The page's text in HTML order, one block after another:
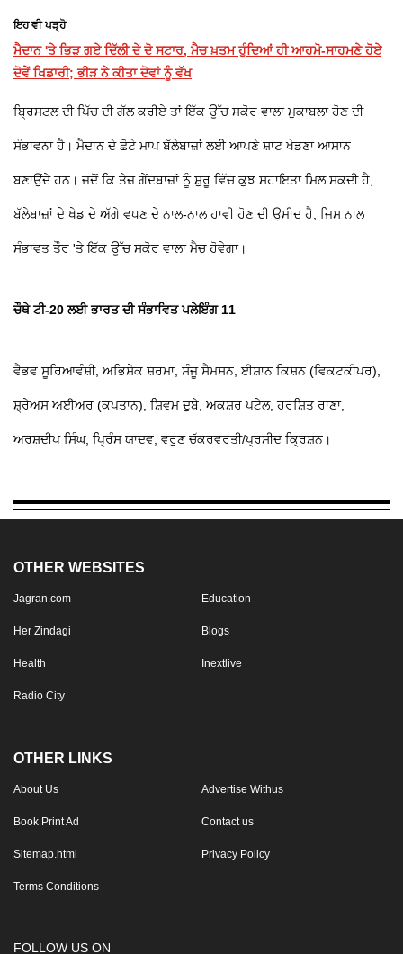
ਇਹ ਵੀ ਪੜ੍ਹੋ
ਮੈਦਾਨ 'ਤੇ ਭਿੜ ਗਏ ਦਿੱਲੀ ਦੇ ਦੋ ਸਟਾਰ, ਮੈਚ ਖ਼ਤਮ ਹੁੰਦਿਆਂ ਹੀ ਆਹਮੋ-ਸਾਹਮਣੇ ਹੋਏ
ਦੋਵੇਂ ਖਿਡਾਰੀ; ਭੀੜ ਨੇ ਕੀਤਾ ਦੋਵਾਂ ਨੂੰ ਵੱਖ
ਬ੍ਰਿਸਟਲ ਦੀ ਪਿੱਚ ਦੀ ਗੱਲ ਕਰੀਏ ਤਾਂ ਇੱਕ ਉੱਚ ਸਕੋਰ ਵਾਲਾ ਮੁਕਾਬਲਾ ਹੋਣ ਦੀ
ਸੰਭਾਵਨਾ ਹੈ। ਮੈਦਾਨ ਦੇ ਛੋਟੇ ਮਾਪ ਬੱਲੇਬਾਜ਼ਾਂ ਲਈ ਆਪਣੇ ਸ਼ਾਟ ਖੇਡਣਾ ਆਸਾਨ
ਬਣਾਉਂਦੇ ਹਨ। ਜਦੋਂ ਕਿ ਤੇਜ਼ ਗੇਂਦਬਾਜ਼ਾਂ ਨੂੰ ਸ਼ੁਰੂ ਵਿੱਚ ਕੁਝ ਸਹਾਇਤਾ ਮਿਲ ਸਕਦੀ ਹੈ,
ਬੱਲੇਬਾਜ਼ਾਂ ਦੇ ਖੇਡ ਦੇ ਅੱਗੇ ਵਧਣ ਦੇ ਨਾਲ-ਨਾਲ ਹਾਵੀ ਹੋਣ ਦੀ ਉਮੀਦ ਹੈ, ਜਿਸ ਨਾਲ
ਸੰਭਾਵਤ ਤੌਰ 'ਤੇ ਇੱਕ ਉੱਚ ਸਕੋਰ ਵਾਲਾ ਮੈਚ ਹੋਵੇਗਾ।
ਚੌਥੇ ਟੀ-20 ਲਈ ਭਾਰਤ ਦੀ ਸੰਭਾਵਿਤ ਪਲੇਇੰਗ 11
ਵੈਭਵ ਸੂਰਿਆਵੰਸ਼ੀ, ਅਭਿਸ਼ੇਕ ਸ਼ਰਮਾ, ਸੰਜੂ ਸੈਮਸਨ, ਈਸ਼ਾਨ ਕਿਸ਼ਨ (ਵਿਕਟਕੀਪਰ),
ਸ਼੍ਰੇਅਸ ਅਈਅਰ (ਕਪਤਾਨ), ਸ਼ਿਵਮ ਦੁਬੇ, ਅਕਸ਼ਰ ਪਟੇਲ, ਹਰਸ਼ਿਤ ਰਾਣਾ,
ਅਰਸ਼ਦੀਪ ਸਿੰਘ, ਪ੍ਰਿੰਸ ਯਾਦਵ, ਵਰੁਣ ਚੱਕਰਵਰਤੀ/ਪ੍ਰਸੀਦ ਕ੍ਰਿਸ਼ਨ।
OTHER WEBSITES
Jagran.com Education
Her Zindagi Blogs
Health Inextlive
Radio City
OTHER LINKS
About Us Advertise Withus
Book Print Ad Contact us
Sitemap.html Privacy Policy
Terms Conditions
FOLLOW US ON